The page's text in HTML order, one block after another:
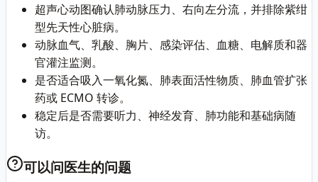
超声心动图确认肺动脉压力、右向左分流，并排除紫绀
型先天性心脏病。
动脉血气、乳酸、胸片、感染评估、血糖、电解质和器
官灌注监测。
是否适合吸入一氧化氮、肺表面活性物质、肺血管扩张
药或 ECMO 转诊。
稳定后是否需要听力、神经发育、肺功能和基础病随
访。
可以问医生的问题